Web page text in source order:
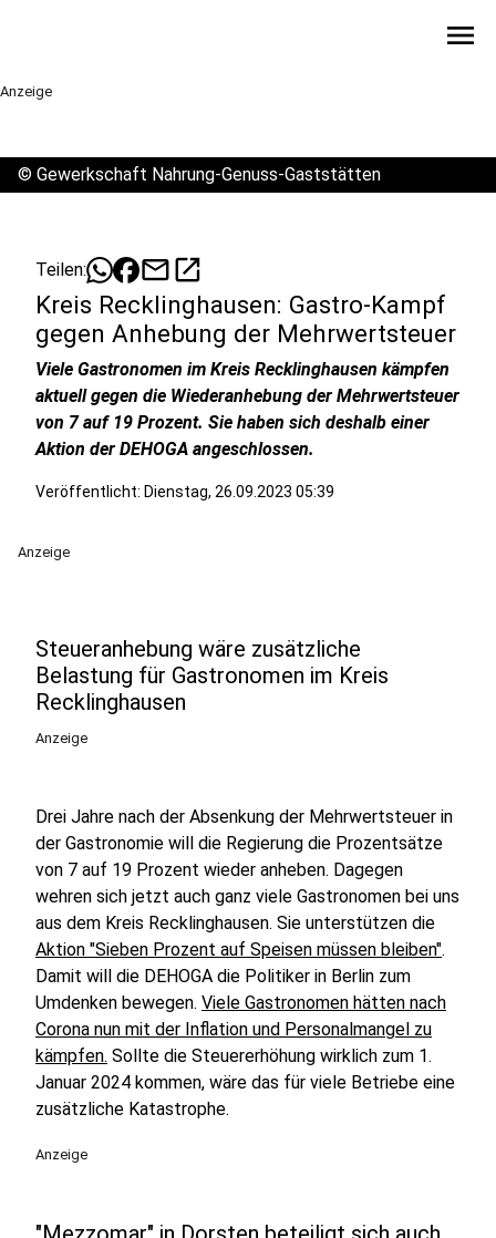
menu
Anzeige
© Gewerkschaft Nahrung-Genuss-Gaststätten
Teilen: mailopen_in_new
Kreis Recklinghausen: Gastro-Kampf
gegen Anhebung der Mehrwertsteuer
Viele Gastronomen im Kreis Recklinghausen kämpfen
aktuell gegen die Wiederanhebung der Mehrwertsteuer
von 7 auf 19 Prozent. Sie haben sich deshalb einer
Aktion der DEHOGA angeschlossen.
Veröffentlicht: Dienstag, 26.09.2023 05:39
Anzeige
Steueranhebung wäre zusätzliche
Belastung für Gastronomen im Kreis
Recklinghausen
Anzeige
Drei Jahre nach der Absenkung der Mehrwertsteuer in
der Gastronomie will die Regierung die Prozentsätze
von 7 auf 19 Prozent wieder anheben. Dagegen
wehren sich jetzt auch ganz viele Gastronomen bei uns
aus dem Kreis Recklinghausen. Sie unterstützen die
Aktion "Sieben Prozent auf Speisen müssen bleiben".
Damit will die DEHOGA die Politiker in Berlin zum
Umdenken bewegen. Viele Gastronomen hätten nach
Corona nun mit der Inflation und Personalmangel zu
kämpfen. Sollte die Steuererhöhung wirklich zum 1.
Januar 2024 kommen, wäre das für viele Betriebe eine
zusätzliche Katastrophe.
Anzeige